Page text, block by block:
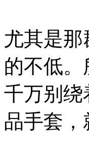
尤其是
的不低
千万别绕
品手套，